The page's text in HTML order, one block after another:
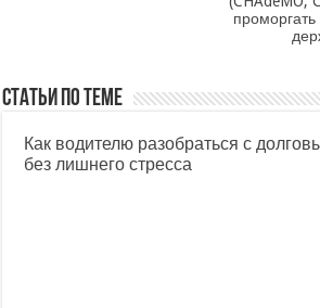
Статьи по теме
Как водителю разобраться с
без лишнего стресса